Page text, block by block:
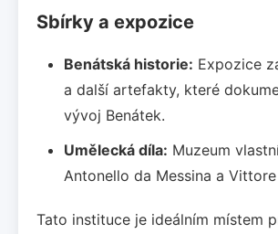
Sbírky a expozice
Benátská historie: Expozice
a další artefakty, které
vývoj Benátek.
Umělecká díla: Muzeum
Antonello da Messina a
Tato instituce je ideálním místem